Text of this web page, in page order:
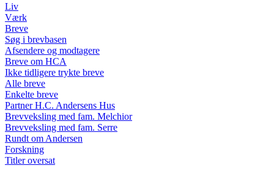
Liv
Værk
Breve
Søg i brevbasen
Afsendere og modtagere
Breve om HCA
Ikke tidligere trykte breve
Alle breve
Enkelte breve
Partner H.C. Andersens Hus
Brevveksling med fam. Melchior
Brevveksling med fam. Serre
Rundt om Andersen
Forskning
Titler oversat